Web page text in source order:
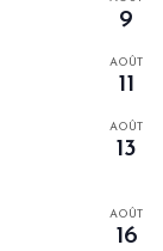
9
AOÛT
11
AOÛT
13
AOÛT
16